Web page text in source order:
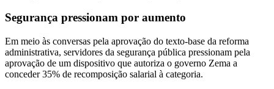
Segurança pressionam por aumento
Em meio às conversas pela aprovação do texto-base da reforma
administrativa, servidores da segurança pública pressionam pela
aprovação de um dispositivo que autoriza o governo Zema a
conceder 35% de recomposição salarial à categoria.